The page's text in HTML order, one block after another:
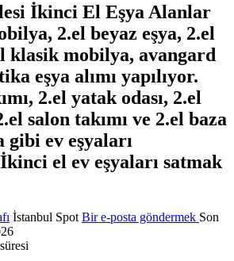
İkinci El Eşya Alanlar
2.el beyaz eşya, 2.el
klasik mobilya, avangard
eşya alımı yapılıyor.
2.el yatak odası, 2.el
salon takımı ve 2.el baza
gibi ev eşyaları
el ev eşyaları satmak
İstanbul Spot Bir e-posta göndermek Son